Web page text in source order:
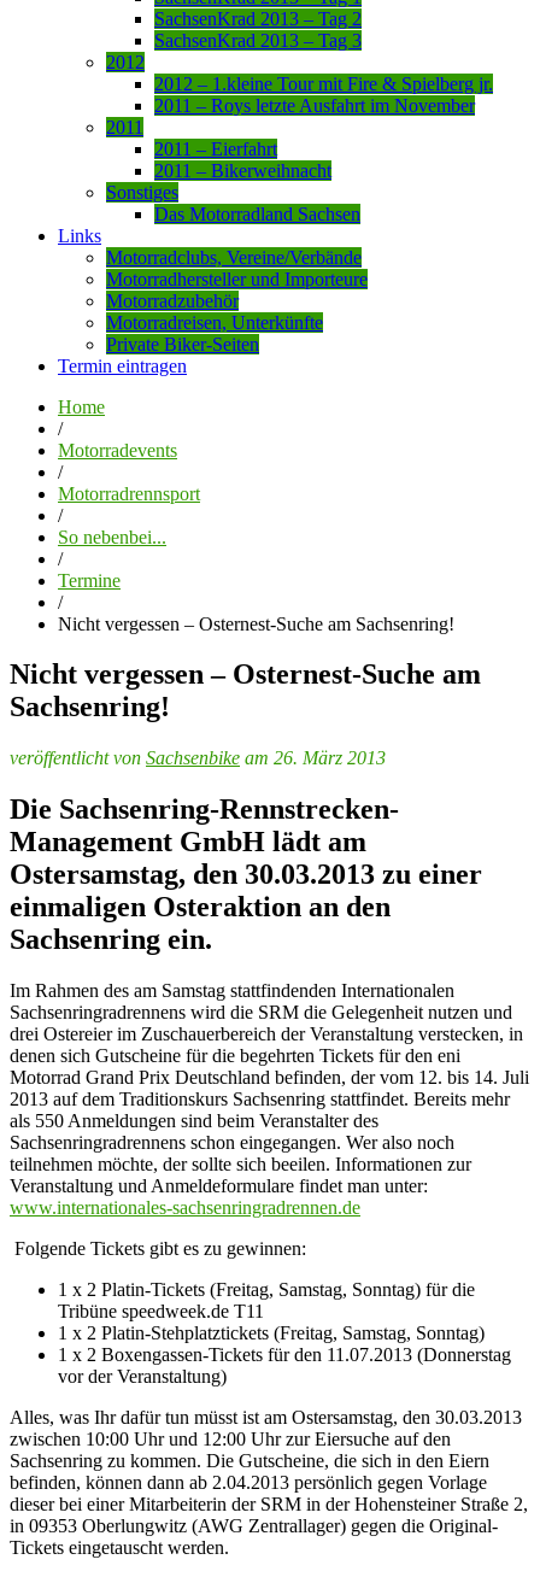
SachsenKrad 2013 – Tag 2
SachsenKrad 2013 – Tag 3
2012
2012 – 1.kleine Tour mit Fire & Spielberg jr.
2011 – Roys letzte Ausfahrt im November
2011
2011 – Eierfahrt
2011 – Bikerweihnacht
Sonstiges
Das Motorradland Sachsen
Links
Motorradclubs, Vereine/Verbände
Motorradhersteller und Importeure
Motorradzubehör
Motorradreisen, Unterkünfte
Private Biker-Seiten
Termin eintragen
Home
/
Motorradevents
/
Motorradrennsport
/
So nebenbei...
/
Termine
/
Nicht vergessen – Osternest-Suche am Sachsenring!
Nicht vergessen – Osternest-Suche am
Sachsenring!
veröffentlicht von Sachsenbike am 26. März 2013
Die Sachsenring-Rennstrecken-
Management GmbH lädt am
Ostersamstag, den 30.03.2013 zu einer
einmaligen Osteraktion an den
Sachsenring ein.
Im Rahmen des am Samstag stattfindenden Internationalen
Sachsenringradrennens wird die SRM die Gelegenheit nutzen und
drei Ostereier im Zuschauerbereich der Veranstaltung verstecken, in
denen sich Gutscheine für die begehrten Tickets für den eni
Motorrad Grand Prix Deutschland befinden, der vom 12. bis 14. Juli
2013 auf dem Traditionskurs Sachsenring stattfindet. Bereits mehr
als 550 Anmeldungen sind beim Veranstalter des
Sachsenringradrennens schon eingegangen. Wer also noch
teilnehmen möchte, der sollte sich beeilen. Informationen zur
Veranstaltung und Anmeldeformulare findet man unter:
www.internationales-sachsenringradrennen.de
Folgende Tickets gibt es zu gewinnen:
1 x 2 Platin-Tickets (Freitag, Samstag, Sonntag) für die
Tribüne speedweek.de T11
1 x 2 Platin-Stehplatztickets (Freitag, Samstag, Sonntag)
1 x 2 Boxengassen-Tickets für den 11.07.2013 (Donnerstag
vor der Veranstaltung)
Alles, was Ihr dafür tun müsst ist am Ostersamstag, den 30.03.2013
zwischen 10:00 Uhr und 12:00 Uhr zur Eiersuche auf den
Sachsenring zu kommen. Die Gutscheine, die sich in den Eiern
befinden, können dann ab 2.04.2013 persönlich gegen Vorlage
dieser bei einer Mitarbeiterin der SRM in der Hohensteiner Straße 2,
in 09353 Oberlungwitz (AWG Zentrallager) gegen die Original-
Tickets eingetauscht werden.